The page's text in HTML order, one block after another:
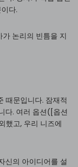
다.
논리의 빈틈을 지
때문입니다. 잠재적
다. 여러 옵션([옵션
했고, 우리 니즈에
신의 아이디어를 설